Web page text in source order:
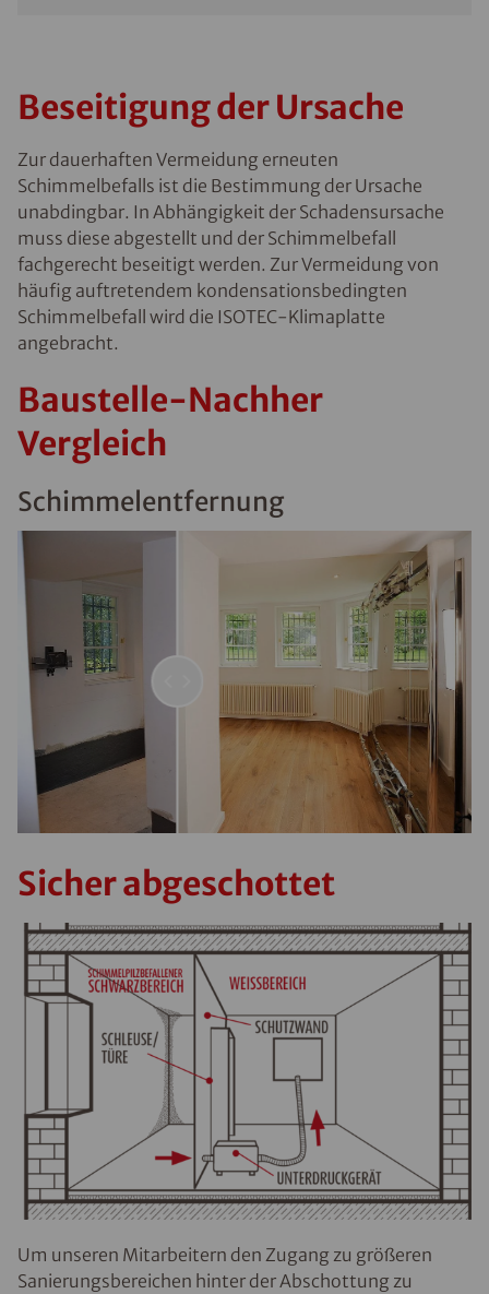
Beseitigung der Ursache
Zur dauerhaften Vermeidung erneuten
Schimmelbefalls ist die Bestimmung der Ursache
unabdingbar. In Abhängigkeit der Schadensursache
muss diese abgestellt und der Schimmelbefall
fachgerecht beseitigt werden. Zur Vermeidung von
häufig auftretendem kondensationsbedingten
Schimmelbefall wird die ISOTEC-Klimaplatte
angebracht.
Baustelle-Nachher
Vergleich
Schimmelentfernung
Sicher abgeschottet
Um unseren Mitarbeitern den Zugang zu größeren
Sanierungsbereichen hinter der Abschottung zu